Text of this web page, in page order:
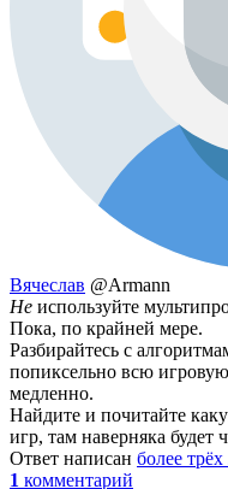
Вячеслав @Armann
Не используйте
Пока, по крайней мере.
Разбирайтесь с
попиксельно всю игровую
медленно.
Найдите и почитайте
игр, там наверняка будет
Ответ написан более трёх
1 комментарий